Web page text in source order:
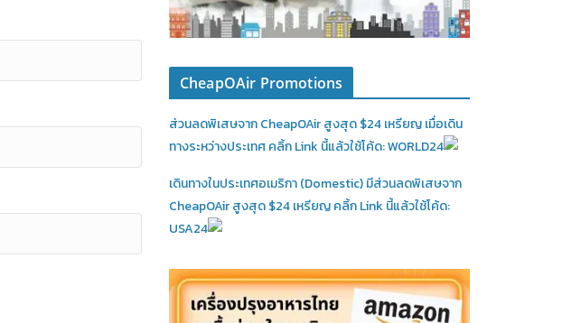
CheapOAir Promotions
ส่วนลดพิเสษจาก CheapOAir สูงสุด $24 เหรียญ เมื่อเดิน
ทางระหว่างประเทศ คลิ้ก Link นี้แล้วใช้โค้ด: WORLD24
เดินทางในประเทศอเมริกา (Domestic)มีส่วนลดพิเสษจาก
CheapOAir สูงสุด $24 เหรียญ คลิ้ก Link นี้แล้วใช้โค้ด:
USA24